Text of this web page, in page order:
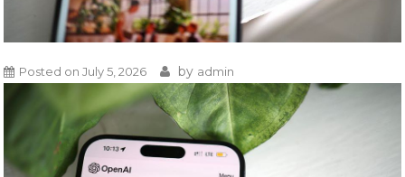
Posted onJuly 5, 2026 by admin